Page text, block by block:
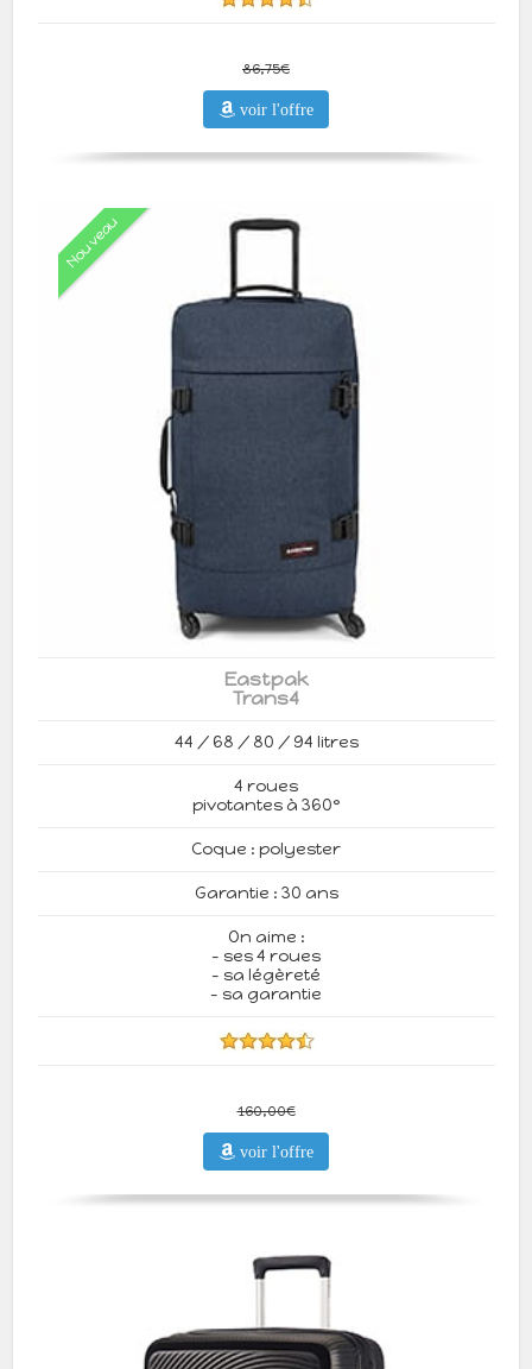
86,75€
voir l'offre
Nouveau
Eastpak
Trans4
44 / 68 / 80 / 94 litres
4 roues
pivotantes à 360°
Coque : polyester
Garantie : 30 ans
On aime :
- ses 4 roues
- sa légèreté
- sa garantie
160,00€
voir l'offre